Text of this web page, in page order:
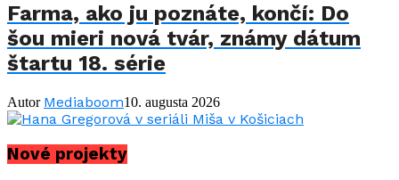
Farma, ako ju poznáte, končí: Do
šou mieri nová tvár, známy dátum
štartu 18. série
Autor Mediaboom10. augusta 2026
Nové projekty